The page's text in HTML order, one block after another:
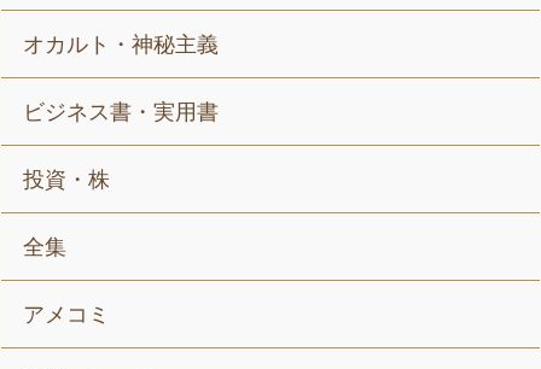
オカルト・神秘主義
ビジネス書・実用書
投資・株
全集
アメコミ